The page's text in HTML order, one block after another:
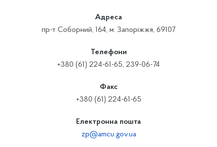
Адреса
пр-т Соборний, 164, м. Запоріжжя, 69107
Телефони
+380 (61) 224-61-65, 239-06-74
Факс
+380 (61) 224-61-65
Електронна пошта
zp@amcu.gov.ua